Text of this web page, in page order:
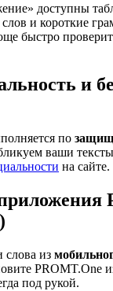
доступны
и короткие
быстро
и
по
ваши
на сайте.
слова из
PROMT.One
под рукой.